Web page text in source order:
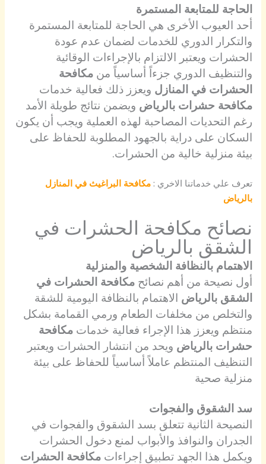
الحاجة للمتابعة المستمرة
أحد العيوب الأخرى هي الحاجة للمتابعة المستمرة
والتكرار الدوري للخدمات لضمان عدم عودة
الحشرات ويعتبر الالتزام بالإجراءات الوقائية
والتنظيف الدوري جزءاً أساسياً منمكافحة
الحشرات في المنازل ويعزز ذلك فعالية خدمات
مكافحة حشرات بالرياض ويضمن نتائج طويلة الأمد
رغم التحديات المصاحبة لهذه العملية ويجب أن يكون
السكان على دراية بالجهود المطلوبة للحفاظ على
بيئة منزلية خالية من الحشرات.
تعرف علي خدماتنا الاخري :مكافحة البراغيث في المنازل
بالرياض
نصائح مكافحة الحشرات في
الشقق بالرياض
الاهتمام بالنظافة الشخصية والمنزلية
أول نصيحة من أهم نصائحمكافحة الحشرات في
الشقق بالرياض الاهتمام بالنظافة اليومية للشقة
والتخلص من مخلفات الطعام ورمي القمامة بشكل
منتظم ويعزز هذا الإجراء فعالية خدماتمكافحة
حشرات بالرياض ويحد من انتشار الحشرات ويعتبر
التنظيف المنتظم عاملاً أساسياً للحفاظ على بيئة
منزلية صحية
سد الشقوق والفجوات
النصيحة الثانية تتعلق بسد الشقوق والفجوات في
الجدران والنوافذ والأبواب لمنع دخول الحشرات
ويكمل هذا الجهد تطبيق إجراءاتمكافحة الحشرات